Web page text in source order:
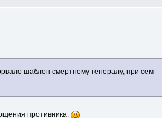
шаблон смертному-генералу, при сем
противника.